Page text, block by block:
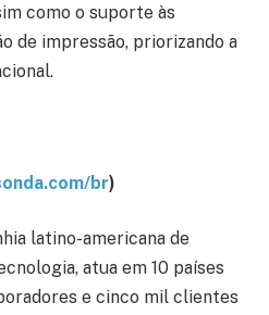
como o suporte às
de impressão, priorizando a
br)
latino-americana de
atua em 10 países
e cinco mil clientes